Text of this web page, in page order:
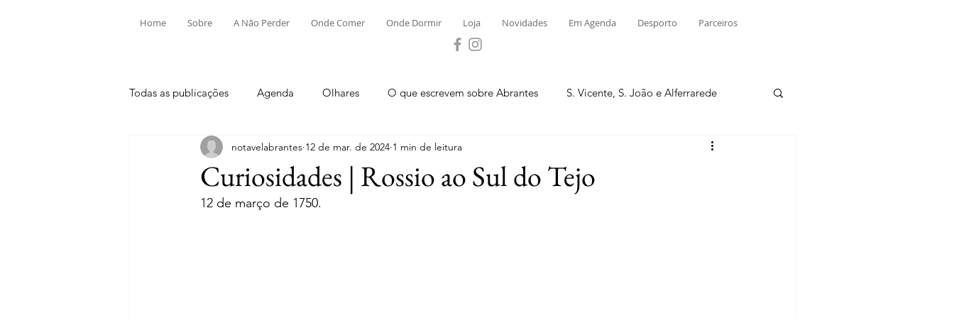
Home Sobre A Não Perder Onde Comer Onde Dormir Loja Novidades Em Agenda Desporto Parceiros
Todas as publicações Agenda Olhares O que escrevem sobre Abrantes S. Vicente, S. João e Alferrarede
Aldeia do Mato e Souto Alvega e Concavada Bemposta
Mouriscas Pego Rio de Moinhos
Curiosidades | Rossio ao Sul do Tejo
notavelabrantes 12 de mar. de 2024 1 min de leitura
12 de março de 1750.